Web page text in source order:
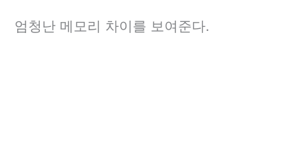
엄청난 메모리 차이를 보여준다.